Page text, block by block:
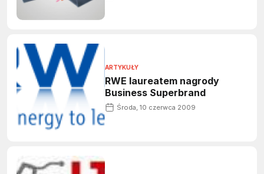
ARTYKUŁY
RWE laureatem nagrody
Business Superbrand
Środa, 10 czerwca 2009